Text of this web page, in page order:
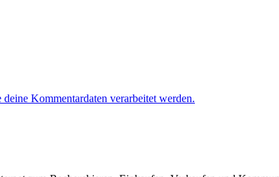
Kommentardaten verarbeitet werden.